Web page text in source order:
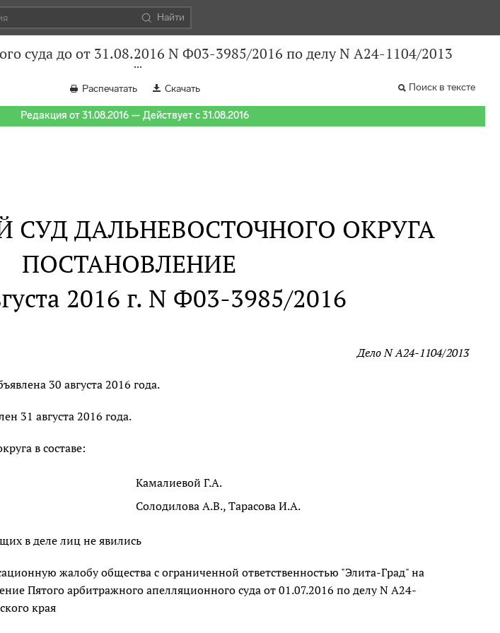
Найти
суда до от 31.08.2016 N Ф03-3985/2016 по делу N А24-1104/2013
Распечатать Скачать Поиск в тексте
Редакция от 31.08.2016 — Действует с 31.08.2016
СУД ДАЛЬНЕВОСТОЧНОГО ОКРУГА
ПОСТАНОВЛЕНИЕ
2016 г. N Ф03-3985/2016
Дело N А24-1104/2013
30 августа 2016 года.
31 августа 2016 года.
в составе:
Камалиевой Г.А.
Солодилова А.В., Тарасова И.А.
в деле лиц не явились
жалобу общества с ограниченной ответственностью "Элита-Град" на
Пятого арбитражного апелляционного суда от 01.07.2016 по делу N А24-
края